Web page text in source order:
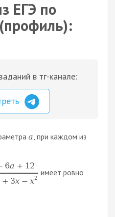
ЕГЭ по
в тг-канале:
a , при каждом из
6a + 12
+ 3x − x2
имеет ровно